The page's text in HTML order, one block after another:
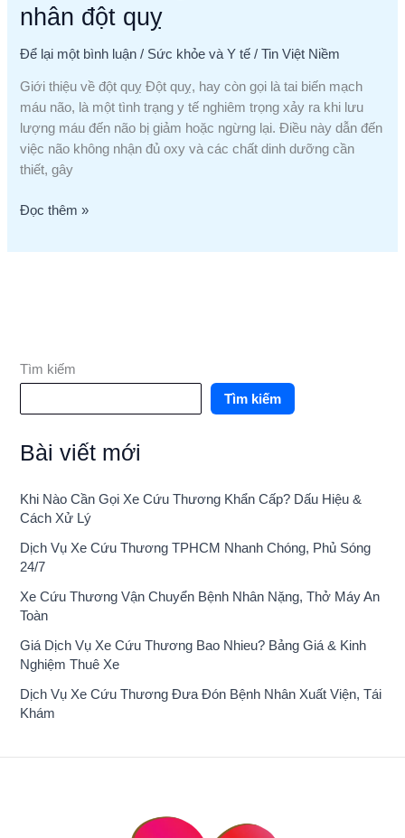
nhân đột quỵ
Để lại một bình luận / Sức khỏe và Y tế /Tin Việt Niềm
Giới thiệu về đột quỵ Đột quỵ, hay còn gọi là tai biến mạch
máu não, là một tình trạng y tế nghiêm trọng xảy ra khi lưu
lượng máu đến não bị giảm hoặc ngừng lại. Điều này dẫn đến
việc não không nhận đủ oxy và các chất dinh dưỡng cần
thiết, gây
Đọc thêm »
Tìm kiếm
Tìm kiếm
Bài viết mới
Khi Nào Cần Gọi Xe Cứu Thương Khẩn Cấp? Dấu Hiệu &
Cách Xử Lý
Dịch Vụ Xe Cứu Thương TPHCM Nhanh Chóng, Phủ Sóng
24/7
Xe Cứu Thương Vận Chuyển Bệnh Nhân Nặng, Thở Máy An
Toàn
Giá Dịch Vụ Xe Cứu Thương Bao Nhieu? Bảng Giá & Kinh
Nghiệm Thuê Xe
Dịch Vụ Xe Cứu Thương Đưa Đón Bệnh Nhân Xuất Viện, Tái
Khám